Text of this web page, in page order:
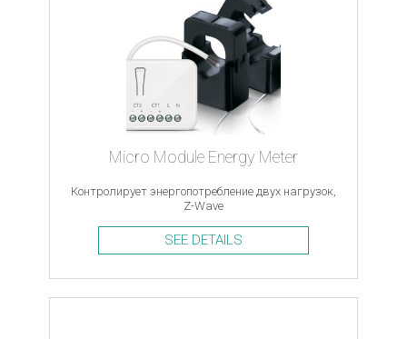
Micro Module Energy Meter
Контролирует энергопотребление двух нагрузок,
Z-Wave
SEE DETAILS